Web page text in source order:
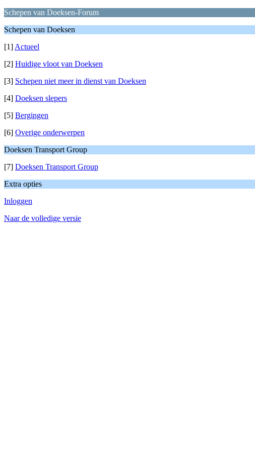
Schepen van Doeksen-Forum
Schepen van Doeksen
[1] Actueel
[2] Huidige vloot van Doeksen
[3] Schepen niet meer in dienst van Doeksen
[4] Doeksen slepers
[5] Bergingen
[6] Overige onderwerpen
Doeksen Transport Group
[7] Doeksen Transport Group
Extra opties
Inloggen
Naar de volledige versie